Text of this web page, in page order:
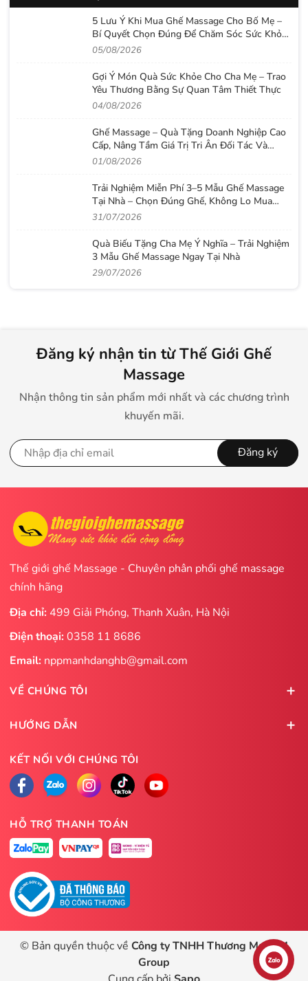
5 Lưu Ý Khi Mua Ghế Massage Cho Bố Mẹ –
Bí Quyết Chọn Đúng Để Chăm Sóc Sức Khỏe
Lâu Dài
05/08/2026
Gợi Ý Món Quà Sức Khỏe Cho Cha Mẹ – Trao
Yêu Thương Bằng Sự Quan Tâm Thiết Thực
04/08/2026
Ghế Massage – Quà Tặng Doanh Nghiệp Cao
Cấp, Nâng Tầm Giá Trị Tri Ân Đối Tác Và
Nhân Viên
01/08/2026
Trải Nghiệm Miễn Phí 3–5 Mẫu Ghế Massage
Tại Nhà – Chọn Đúng Ghế, Không Lo Mua
Nhầm
31/07/2026
Quà Biếu Tặng Cha Mẹ Ý Nghĩa – Trải Nghiệm
3 Mẫu Ghế Massage Ngay Tại Nhà
29/07/2026
Đăng ký nhận tin từ Thế Giới Ghế
Massage
Nhận thông tin sản phẩm mới nhất và các chương trình
khuyến mãi.
Đăng ký
Thế giới ghế Massage - Chuyên phân phối ghế massage
chính hãng
Địa chỉ: 499 Giải Phóng, Thanh Xuân, Hà Nội
Điện thoại:0358 11 8686
Email: nppmanhdanghb@gmail.com
VỀ CHÚNG TÔI
HƯỚNG DẪN
KẾT NỐI VỚI CHÚNG TÔI
HỖ TRỢ THANH TOÁN
© Bản quyền thuộc về Công ty TNHH Thương Mại HM
Group
Liên hệ